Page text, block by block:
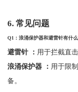
6. 常见问题
Q1 ：浪涌保护器和避雷针有什
避雷针 ： 用于拦截直
浪涌保护器
： 用于限
备。